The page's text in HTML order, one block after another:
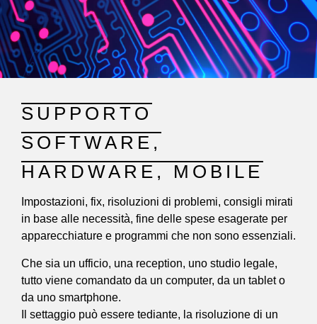
SUPPORTO
SOFTWARE,
HARDWARE, MOBILE
Impostazioni, fix, risoluzioni di problemi, consigli mirati
in base alle necessità, fine delle spese esagerate per
apparecchiature e programmi che non sono essenziali.
Che sia un ufficio, una reception, uno studio legale,
tutto viene comandato da un computer, da un tablet o
da uno smartphone.
Il settaggio può essere tediante, la risoluzione di un